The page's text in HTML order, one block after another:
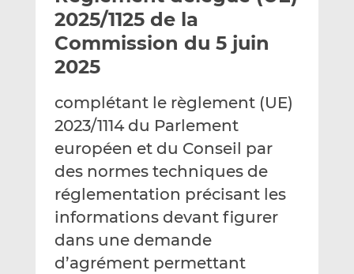
e
r
p
e
m
i
l
g
e
r
r
L
n
k
e
d
n
g
e
r
F
c
e
b
o
k
2025/1125 de la
Commission du 5 juin
2025
complétant le règlement (UE)
2023/1114 du Parlement
européen et du Conseil par
des normes techniques de
réglementation précisant les
informations devant figurer
dans une demande
d’agrément permettant